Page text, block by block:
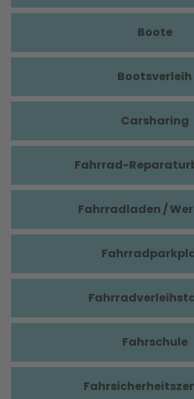
Boote
Bootsverleih
Carsharing
Fahrrad-
Fahrradladen /
Fahrschule